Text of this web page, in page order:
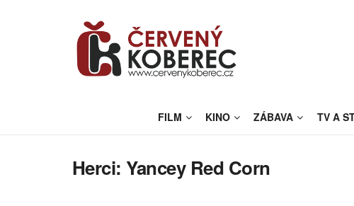
FILM KINO ZÁBAVA TV A
Herci: Yancey Red Corn